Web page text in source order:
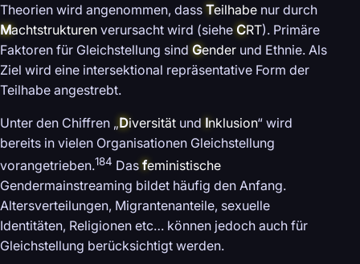
Theorien wird angenommen, dass Teilhabe nur durch
Machtstrukturen verursacht wird (siehe CRT). Primäre
Faktoren für Gleichstellung sind Gender und Ethnie. Als
Ziel wird eine intersektional repräsentative Form der
Teilhabe angestrebt.
Unter den Chiffren „Diversität und Inklusion“ wird
bereits in vielen Organisationen Gleichstellung
vorangetrieben.184 Das feministische
Gendermainstreaming bildet häufig den Anfang.
Altersverteilungen, Migrantenanteile, sexuelle
Identitäten, Religionen etc… können jedoch auch für
Gleichstellung berücksichtigt werden.